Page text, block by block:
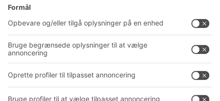
Løsninger
Intralogistikløsninger
Kassesystemer
Reolsystemer
Service
PRODUKTKATALOG
PROJECT GUIDE
Virksomhed Follow us